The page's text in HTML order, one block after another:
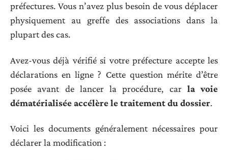
préfectures. Vous n’avez plus besoin de vous déplacer
physiquement au greffe des associations dans la
plupart des cas.
Avez-vous déjà vérifié si votre préfecture accepte les
déclarations en ligne ? Cette question mérite d’être
posée avant de lancer la procédure, car la voie
dématérialisée accélère le traitement du dossier.
Voici les documents généralement nécessaires pour
déclarer la modification :